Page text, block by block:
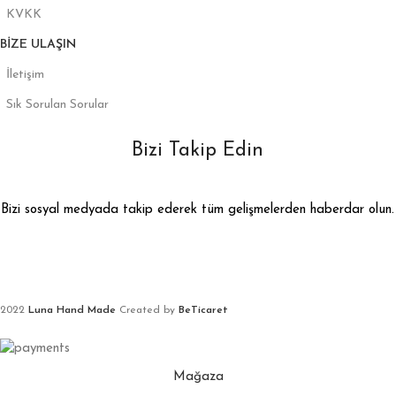
KVKK
BIZE ULAŞIN
İletişim
Sık Sorulan Sorular
Bizi Takip Edin
Bizi sosyal medyada takip ederek tüm gelişmelerden haberdar olun.
2022 Luna Hand Made Created by BeTicaret
Mağaza